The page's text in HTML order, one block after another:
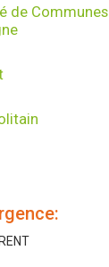
de Communes